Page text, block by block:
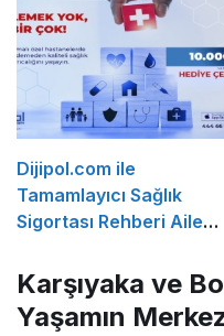
Metodolojileri
Dijipol.com ile
Tamamlayıcı Sağlık
Sigortası Rehberi Aile
Almanın en Kolay Yolu
Karşıyaka ve
Yaşamın